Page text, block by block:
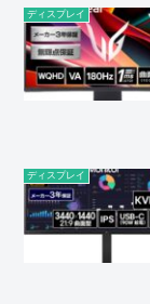
ディスプレイ
ディスプレイ